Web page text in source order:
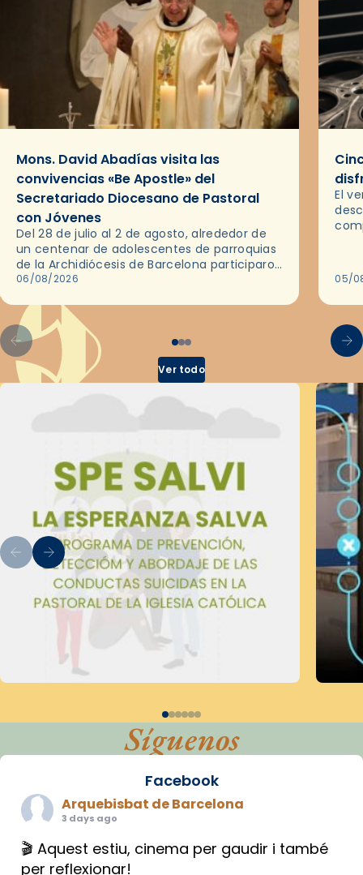
Mons. David Abadías visita las
convivencias «Be Apostle» del
Secretariado Diocesano de Pastoral
con Jóvenes
Del 28 de julio al 2 de agosto, alrededor de
un centenar de adolescentes de parroquias
de la Archidiócesis de Barcelona participaron
en las convivencias Be Apostle, organizadas
06/08/2026
El
05/
Ver todo
Síguenos
Facebook
Arquebisbat de Barcelona
3 days ago
🎬 Aquest estiu, cinema per gaudir i també
per reflexionar!